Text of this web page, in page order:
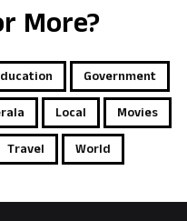
More?
Government
Local
Movies
Travel World